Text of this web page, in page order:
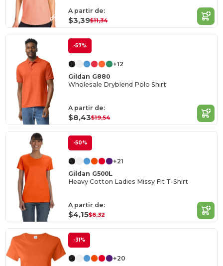
A partir de:
$3,39$11,34
-57%
+12
Gildan G880
Wholesale Dryblend Polo Shirt
A partir de:
$8,43$19,54
-50%
+21
Gildan G500L
Heavy Cotton Ladies Missy Fit T-Shirt
A partir de:
$4,15$8,32
-31%
+20